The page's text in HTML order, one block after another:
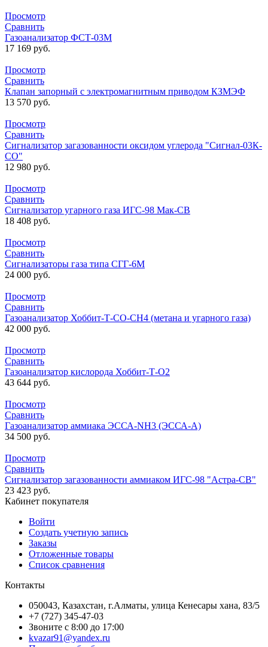
Просмотр
Сравнить
Газоанализатор ФСТ-03М
17 169 руб.
Просмотр
Сравнить
Клапан запорный с электромагнитным приводом КЗМЭФ
13 570 руб.
Просмотр
Сравнить
Сигнализатор загазованности оксидом углерода "Сигнал-03К-
СО"
12 980 руб.
Просмотр
Сравнить
Сигнализатор угарного газа ИГС-98 Мак-СВ
18 408 руб.
Просмотр
Сравнить
Сигнализаторы газа типа СГГ-6М
24 000 руб.
Просмотр
Сравнить
Газоанализатор Хоббит-Т-СО-СН4 (метана и угарного газа)
42 000 руб.
Просмотр
Сравнить
Газоанализатор кислорода Хоббит-Т-О2
43 644 руб.
Просмотр
Сравнить
Газоанализатор аммиака ЭССА-NH3 (ЭССА-А)
34 500 руб.
Просмотр
Сравнить
Сигнализатор загазованности аммиаком ИГС-98 "Астра-СВ"
23 423 руб.
Кабинет покупателя
Войти
Создать учетную запись
Заказы
Отложенные товары
Список сравнения
Контакты
050043, Казахстан, г.Алматы, улица Кенесары хана, 83/5
+7 (727) 345-47-03
Звоните с 8:00 до 17:00
kvazar91@yandex.ru